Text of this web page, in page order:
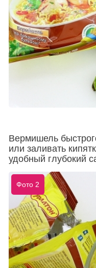
Вермишель
или заливать
удобный глубокий
Фото 2